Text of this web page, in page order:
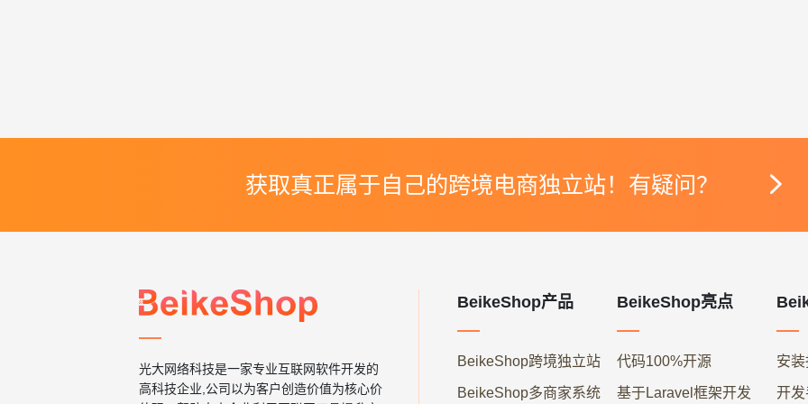
获取真正属于自己的跨境电商独立站！有疑问？ 
光大网络科技是一家专业互联网软件开发的
高科技企业,公司以为客户创造价值为核心价
BeikeShop产品
BeikeShop跨境独立站
BeikeShop多商家系统
BeikeShop亮点
代码100%开源
基于Laravel框架开发
安
开